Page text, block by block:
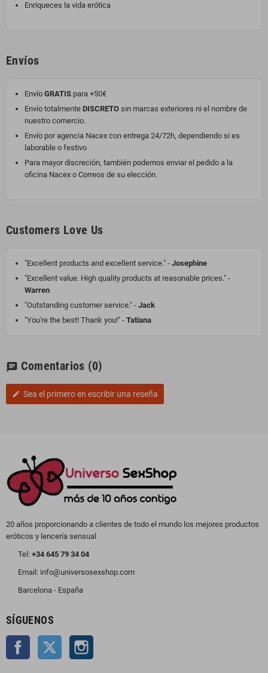
Enriqueces la vida erótica
Envíos
Envío GRATIS para +50€
Envío totalmente DISCRETO sin marcas exteriores ni el nombre de
nuestro comercio.
Envío por agencia Nacex con entrega 24/72h, dependiendo si es
laborable o festivo
Para mayor discreción, también podemos enviar el pedido a la
oficina Nacex o Correos de su elección.
Customers Love Us
"Excellent products and excellent service." - Josephine
"Excellent value. High quality products at reasonable prices." -
Warren
"Outstanding customer service." - Jack
"You're the best! Thank you!" - Tatiana
chat Comentarios (0)
edit Sea el primero en escribir una reseña
20 años proporcionando a clientes de todo el mundo los mejores productos
eróticos y lencería sensual
Tel: +34 645 79 34 04
Email: info@universosexshop.com
Barcelona - España
SÍGUENOS
Facebook Twitter